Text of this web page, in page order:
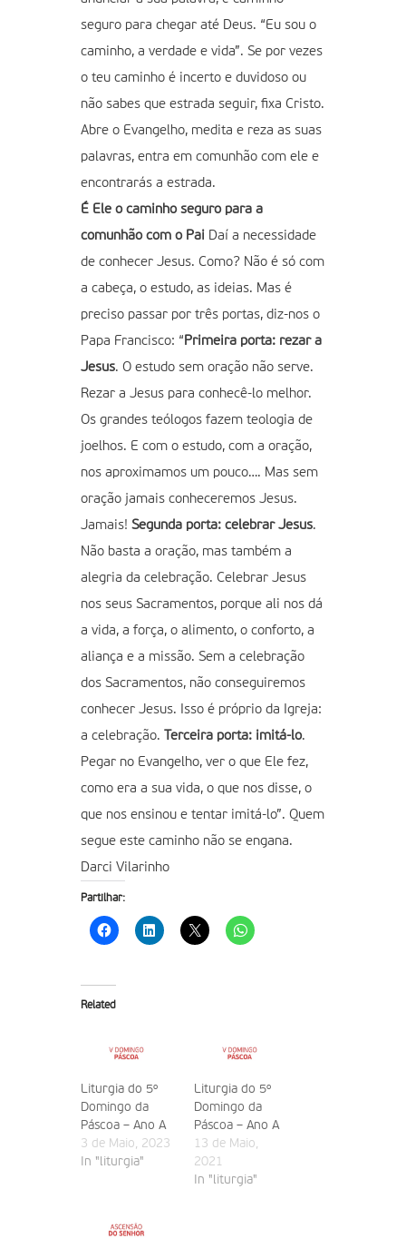
seguro para chegar até Deus. “Eu sou o
caminho, a verdade e vida”. Se por vezes
o teu caminho é incerto e duvidoso ou
não sabes que estrada seguir, fixa Cristo.
Abre o Evangelho, medita e reza as suas
palavras, entra em comunhão com ele e
encontrarás a estrada.
É Ele o caminho seguro para a
comunhão com o Pai Daí a necessidade
de conhecer Jesus. Como? Não é só com
a cabeça, o estudo, as ideias. Mas é
preciso passar por três portas, diz-nos o
Papa Francisco: “ Primeira porta: rezar a
Jesus. O estudo sem oração não serve.
Rezar a Jesus para conhecê-lo melhor.
Os grandes teólogos fazem teologia de
joelhos. E com o estudo, com a oração,
nos aproximamos um pouco…. Mas sem
oração jamais conheceremos Jesus.
Jamais! Segunda porta: celebrar Jesus.
Não basta a oração, mas também a
alegria da celebração. Celebrar Jesus
nos seus Sacramentos, porque ali nos dá
a vida, a força, o alimento, o conforto, a
aliança e a missão. Sem a celebração
dos Sacramentos, não conseguiremos
conhecer Jesus. Isso é próprio da Igreja:
a celebração. Terceira porta: imitá-lo.
Pegar no Evangelho, ver o que Ele fez,
como era a sua vida, o que nos disse, o
que nos ensinou e tentar imitá-lo”. Quem
segue este caminho não se engana.
Darci Vilarinho
Partilhar:
Related
Liturgia do 5º
Domingo da
Páscoa – Ano A
3 de Maio, 2023
In "liturgia"
Liturgia do 5º
Domingo da
Páscoa – Ano A
13 de Maio,
2021
In "liturgia"